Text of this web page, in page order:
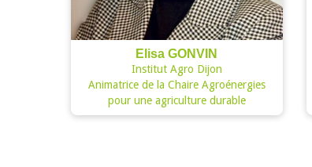
Elisa GONVIN
Institut Agro Dijon
Animatrice de la Chaire Agroénergies
pour une agriculture durable